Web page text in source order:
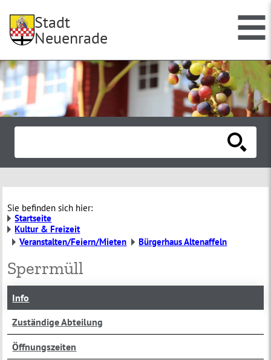
Stadt
Neuenrade
Sie befinden sich hier:
Startseite
Kultur & Freizeit
Veranstalten/Feiern/Mieten
Bürgerhaus Altenaffeln
Sperrmüll
Info
Zuständige Abteilung
Öffnungszeiten